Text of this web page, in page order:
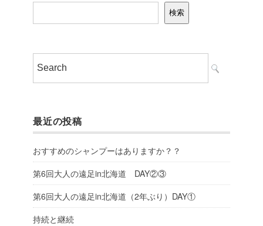
検索
最近の投稿
おすすめのシャンプーはありますか？？
第6回大人の遠足in北海道 DAY②③
第6回大人の遠足in北海道（2年ぶり）DAY①
持続と継続